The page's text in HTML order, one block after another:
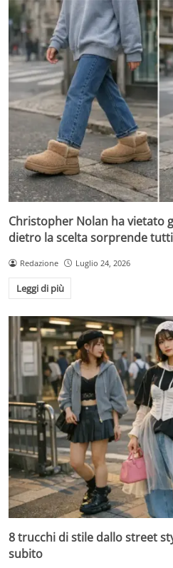
Christopher Nolan ha vietato
dietro la scelta sorprende tutti
Redazione Luglio 24, 2026
Leggi di più
8 trucchi di stile dallo street
subito